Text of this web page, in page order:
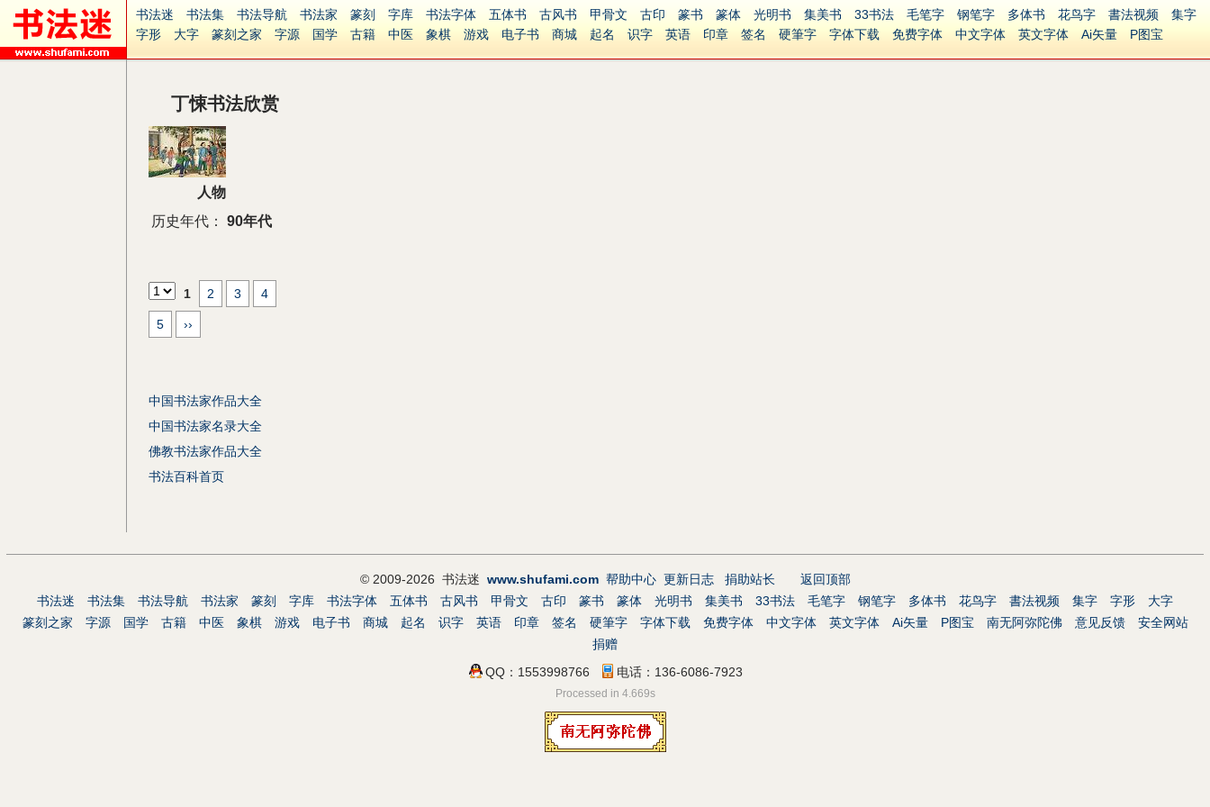
书法迷 书法集 书法导航 书法家 篆刻 字库 书法字体 五体书 古风书 甲骨文 古印 篆书 篆体 光明书 集美书 33书法 毛笔字 钢笔字 多体书 花鸟字 書法视频
集字
字形
大字 篆刻之家 字源 国学 古籍 中医 象棋 游戏 电子书 商城 起名 识字 英语 印章 签名 硬筆字 字体下载 免费字体 中文字体 英文字体 Ai矢量
P图宝
丁悚书法欣赏
人物
历史年代：
90年代
1 2 3 4
5 ››
中国书法家作品大全
中国书法家名录大全
佛教书法家作品大全
书法百科首页
© 2009-2026 书法迷 www.shufami.com 帮助中心 更新日志 捐助站长
返回顶部
书法迷
书法集 书法导航 书法家 篆刻 字库 书法字体 五体书 古风书 甲骨文 古印 篆书 篆体 光明书 集美书 33书法 毛笔字 钢笔字 多体书 花鸟字 書法视频 集字 字形
大字
篆刻之家
字源 国学 古籍 中医 象棋 游戏 电子书 商城 起名 识字 英语 印章 签名 硬筆字 字体下载 免费字体 中文字体 英文字体 Ai矢量 P图宝 南无阿弥陀佛 意见反馈
安全网站
捐赠
QQ：1553998766
电话：136-6086-7923
Processed in 4.669s